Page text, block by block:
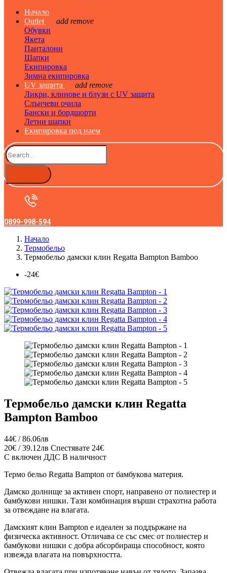
Начало
Outlet
add remove
Обувки
Якета
Панталони
Шапки
Екипировка
Зимна екипировка
UV защита
add remove
Ликри, клинове и блузи с UV защита
Слънчеви очила
Бански и бордшорти
Летни шапки
Екипировка под наем
0899-998-594
Начало
Термобельо
Термобельо дамски клин Regatta Bampton Bamboo
-24€
Термобельо дамски клин Regatta
Bampton Bamboo
44€ / 86.06лв
20€ / 39.12лв Спестявате 24€
С включен ДДС В наличност
Термо бельо Regatta Bampton от бамбукова материя.
Дамско долнище за активен спорт, направено от полиестер и
бамбукови нишки. Тази комбинация върши страхотна работа
за отвеждане на влагата.
Дамският клин Bampton е идеален за поддържане на
физическа активност. Отличава се със смес от полиестер и
бамбукови нишки с добра абсорбираща способност, която
извежда влагата на повърхността.